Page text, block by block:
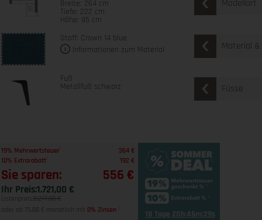
Breite: 264 cm
Tiefe: 222 cm
Höhe: 95 cm
Modellart
Stoff: Crown 14 blue
Informationen zum Material
Material &
Fuß
Metallfuß schwarz Füsse
19% Mehrwertsteuer
364 €
10% Extrarabatt
192 €
Sie sparen: 556 €
Ihr Preis:1.721,00 €
Listenpreis: 2.277,00 €
oder ab 75,88 € monatlich mit 0% Zinsen 18 Tage 20h:46m:27s